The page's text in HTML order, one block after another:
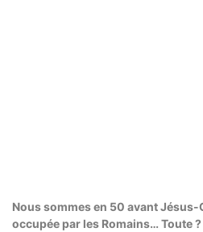
Nous sommes en 50 avant
occupée par les Romains… Toute